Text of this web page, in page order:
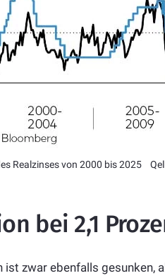
Realzinses von 2000 bis 2025
bei 2,1
ist zwar ebenfalls gesunken,